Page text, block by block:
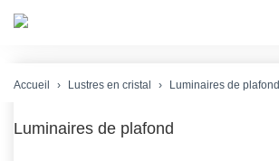
Accueil Lustres en cristal Luminaires de plafond
Luminaires de plafond